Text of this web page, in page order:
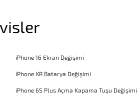
iPhone 16 Ekran Değişimi
iPhone XR Batarya Değişimi
iPhone 6S Plus Açma Kapama Tuşu Değişimi